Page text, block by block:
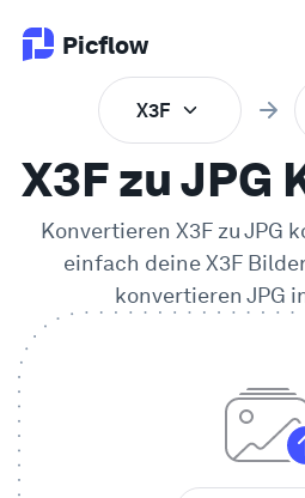
Picflow
Kundengalerie
Kreativer Workflow
X3F
X3F zu JPG
Konvertieren X3F zuJPG
einfach deineX3F
konvertieren JPG